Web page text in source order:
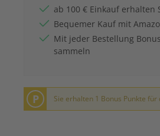
ab 100 € Einkauf erhalten
Bequemer Kauf mit
Mit jeder Bestellung
sammeln
P Sie erhalten 1 Bonus Punkte für